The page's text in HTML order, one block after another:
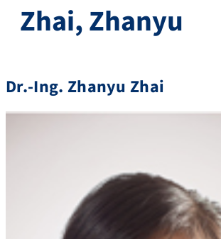
Zhai, Zhanyu
Dr.-Ing. Zhanyu Zhai